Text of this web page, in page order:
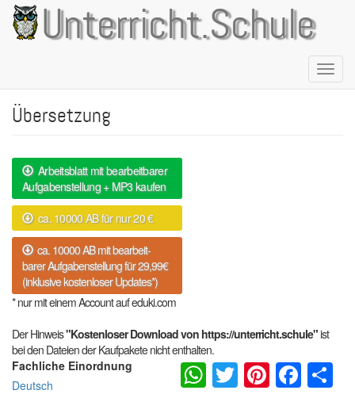
Direkt
zum
Inhalt
Unterricht.Schule
Übersetzung
Arbeitsblatt mit bearbeitbarer
Aufgabenstellung + MP3 kaufen
ca. 10000 AB für nur 20 €
ca. 10000 AB mit bearbeit-
barer Aufgabenstellung für 29,99€
(inklusive kostenloser Updates*)
* nur mit einem Account auf eduki.com
Der Hinweis"Kostenloser Download von https://unterricht.schule"ist
bei den Dateien der Kaufpakete nicht enthalten.
Fachliche Einordnung
Deutsch
WhatsApp
Twitter